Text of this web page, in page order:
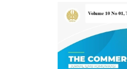
Article
Sidebar